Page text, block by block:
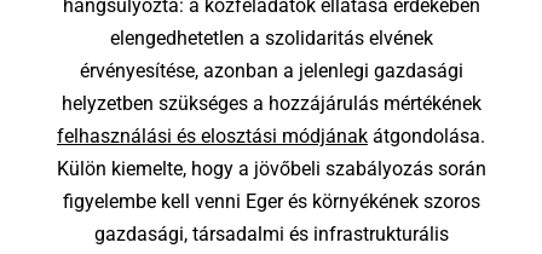
hangsúlyozta: a közfeladatok ellátása érdekében
elengedhetetlen a szolidaritás elvének
érvényesítése, azonban a jelenlegi gazdasági
helyzetben szükséges a hozzájárulás mértékének
felhasználási és elosztási módjának átgondolása.
Külön kiemelte, hogy a jövőbeli szabályozás során
figyelembe kell venni Eger és környékének szoros
gazdasági, társadalmi és infrastrukturális